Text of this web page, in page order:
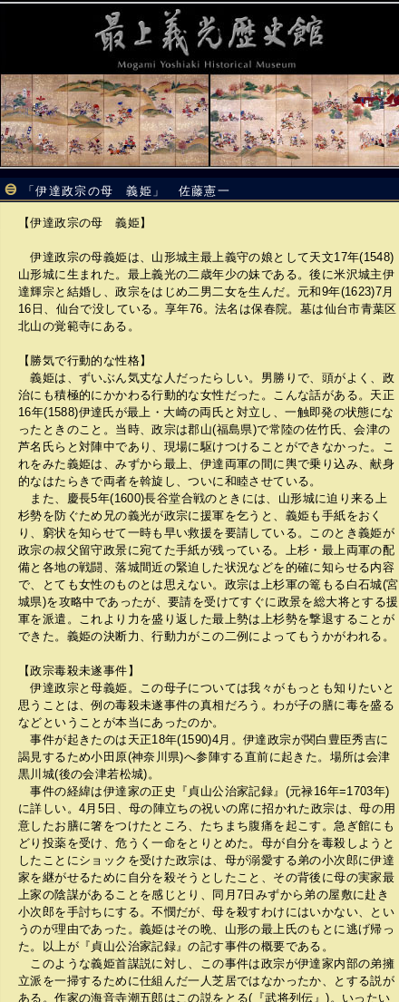
「伊達政宗の母 義姫」 佐藤憲一
【伊達政宗の母 義姫】
伊達政宗の母義姫は、山形城主最上義守の娘として天文17年(1548)
山形城に生まれた。最上義光の二歳年少の妹である。後に米沢城主伊
達輝宗と結婚し、政宗をはじめ二男二女を生んだ。元和9年(1623)7月
16日、仙台で没している。享年76。法名は保春院。墓は仙台市青葉区
北山の覚範寺にある。
【勝気で行動的な性格】
義姫は、ずいぶん気丈な人だったらしい。男勝りで、頭がよく、政
治にも積極的にかかわる行動的な女性だった。こんな話がある。天正
16年(1588)伊達氏が最上・大崎の両氏と対立し、一触即発の状態にな
ったときのこと。当時、政宗は郡山(福島県)で常陸の佐竹氏、会津の
芦名氏らと対陣中であり、現場に駆けつけることができなかった。こ
れをみた義姫は、みずから最上、伊達両軍の間に輿で乗り込み、献身
的なはたらきで両者を斡旋し、ついに和睦させている。
また、慶長5年(1600)長谷堂合戦のときには、山形城に迫り来る上
杉勢を防ぐため兄の義光が政宗に援軍を乞うと、義姫も手紙をおく
り、窮状を知らせて一時も早い救援を要請している。このとき義姫が
政宗の叔父留守政景に宛てた手紙が残っている。上杉・最上両軍の配
備と各地の戦闘、落城間近の緊迫した状況などを的確に知らせる内容
で、とても女性のものとは思えない。政宗は上杉軍の篭もる白石城(宮
城県)を攻略中であったが、要請を受けてすぐに政景を総大将とする援
軍を派遣。これより力を盛り返した最上勢は上杉勢を撃退することが
できた。義姫の決断力、行動力がこの二例によってもうかがわれる。
【政宗毒殺未遂事件】
伊達政宗と母義姫。この母子については我々がもっとも知りたいと
思うことは、例の毒殺未遂事件の真相だろう。わが子の膳に毒を盛る
などということが本当にあったのか。
事件が起きたのは天正18年(1590)4月。伊達政宗が関白豊臣秀吉に
謁見するため小田原(神奈川県)へ参陣する直前に起きた。場所は会津
黒川城(後の会津若松城)。
事件の経緯は伊達家の正史『貞山公治家記録』(元禄16年=1703年)
に詳しい。4月5日、母の陣立ちの祝いの席に招かれた政宗は、母の用
意したお膳に箸をつけたところ、たちまち腹痛を起こす。急ぎ館にも
どり投薬を受け、危うく一命をとりとめた。母が自分を毒殺しようと
したことにショックを受けた政宗は、母が溺愛する弟の小次郎に伊達
家を継がせるために自分を殺そうとしたこと、その背後に母の実家最
上家の陰謀があることを感じとり、同月7日みずから弟の屋敷に赴き
小次郎を手討ちにする。不憫だが、母を殺すわけにはいかない、とい
うのが理由であった。義姫はその晩、山形の最上氏のもとに逃げ帰っ
た。以上が『貞山公治家記録』の記す事件の概要である。
このような義姫首謀説に対し、この事件は政宗が伊達家内部の弟擁
立派を一掃するために仕組んだ一人芝居ではなかったか、とする説が
ある。作家の海音寺潮五郎はこの説をとる(『武将列伝』)。いったい